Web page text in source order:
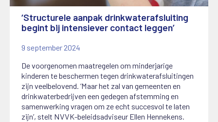
‘Structurele aanpak drinkwaterafsluiting
begint bij intensiever contact leggen’
9 september 2024
De voorgenomen maatregelen om minderjarige
kinderen te beschermen tegen drinkwaterafsluitingen
zijn veelbelovend. ‘Maar het zal van gemeenten en
drinkwaterbedrijven een gedegen afstemming en
samenwerking vragen om ze echt succesvol te laten
zijn’, stelt NVVK-beleidsadviseur Ellen Hennekens.